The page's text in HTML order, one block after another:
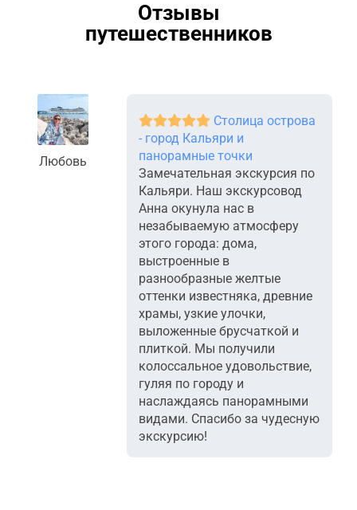
Отзывы
путешественников
Любовь
Столица острова
- город Кальяри и
панорамные точки
Замечательная экскурсия по
Кальяри. Наш экскурсовод
Анна окунула нас в
незабываемую атмосферу
этого города: дома,
выстроенные в
разнообразные желтые
оттенки известняка, древние
храмы, узкие улочки,
выложенные брусчаткой и
плиткой. Мы получили
колоссальное удовольствие,
гуляя по городу и
наслаждаясь панорамными
видами. Спасибо за чудесную
экскурсию!